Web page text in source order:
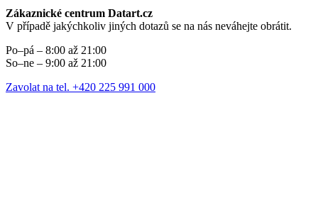
Zákaznické centrum Datart.cz
V případě jakýchkoliv jiných dotazů se na nás neváhejte obrátit.
Po–pá – 8:00 až 21:00
So–ne – 9:00 až 21:00
Zavolat na tel. +420 225 991 000